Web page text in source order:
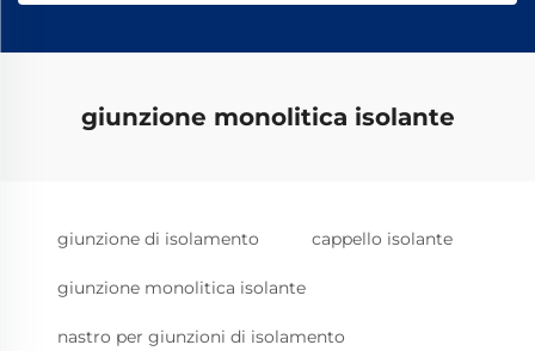
giunzione monolitica isolante
giunzione di isolamento cappello isolante
giunzione monolitica isolante
nastro per giunzioni di isolamento